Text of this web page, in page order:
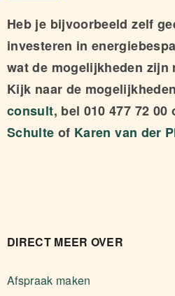
Heb je bijvoorbeeld zelf
investeren in
wat de mogelijkheden zijn
Kijk naar de
consult, bel 010 477 72 00
Schulte of Karen van der
DIRECT MEER OVER
Afspraak maken